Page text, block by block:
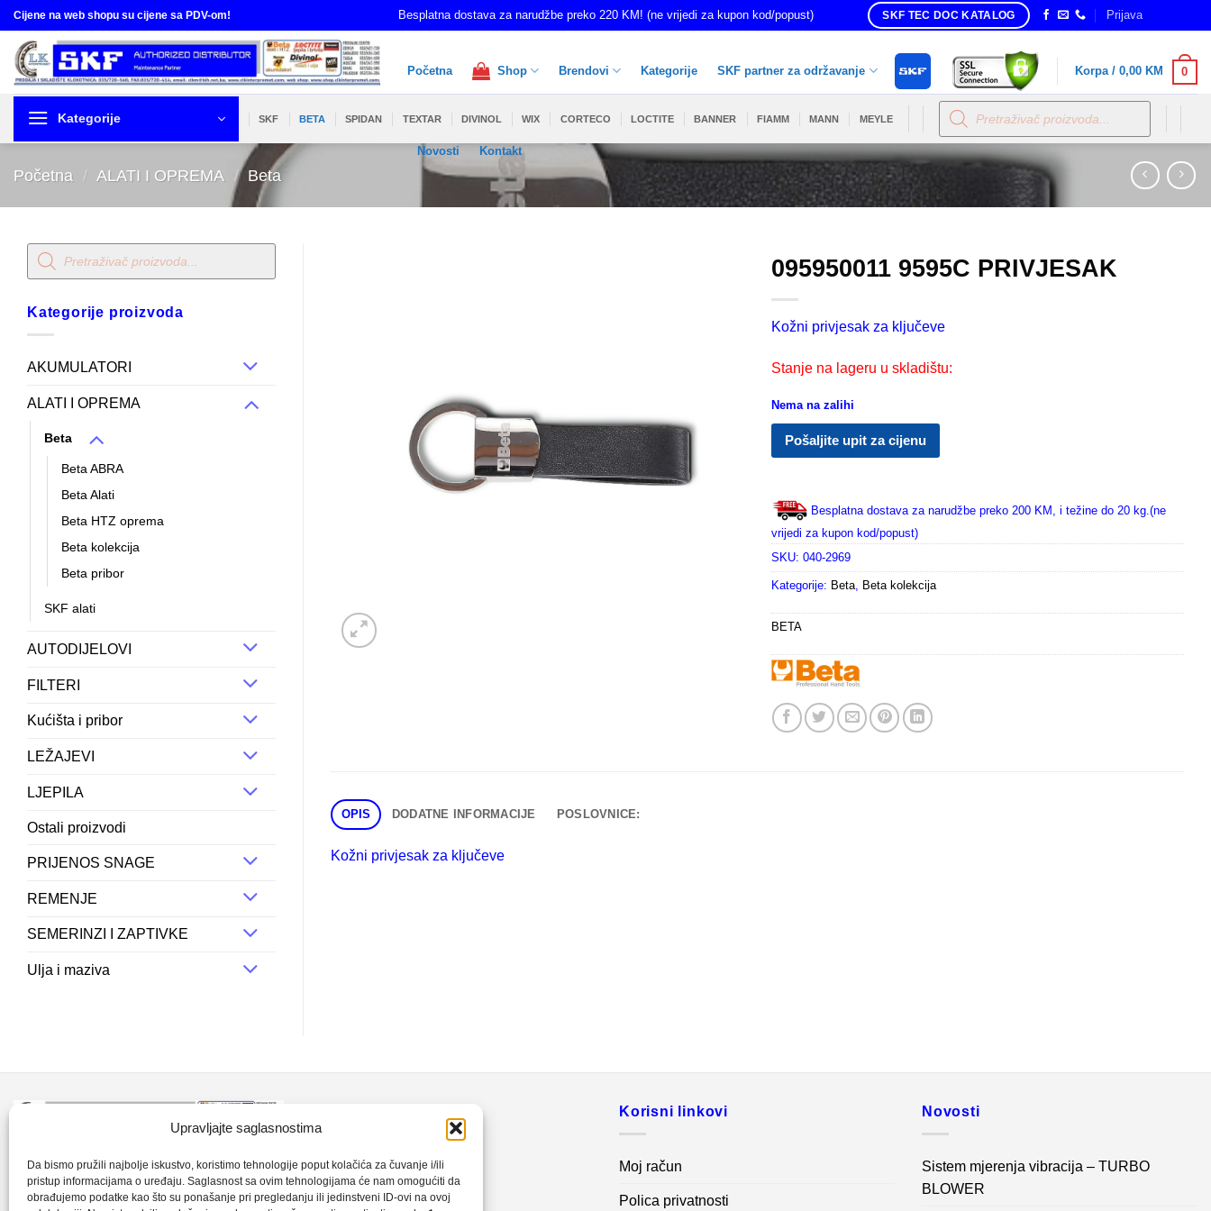
Upravljajte saglasnostima
Da bismo pružili najbolje iskustvo, koristimo tehnologije poput kolačića za čuvanje i/ili
pristup informacijama o uređaju. Saglasnost sa ovim tehnologijama će nam omogućiti da
obrađujemo podatke kao što su ponašanje pri pregledanju ili jedinstveni ID-ovi na ovoj
Skip
to
content
Cijene na web shopu su cijene sa PDV-om! Besplatna dostava za narudžbe preko 220 KM! (ne vrijedi za kupon kod/popust) SKF TEC DOC KATALOG Prijava
Početna Shop Brendovi Kategorije SKF partner za održavanje
Novosti Kontakt
Korpa / 0,00 KM 0
Kategorije SKF BETA SPIDAN TEXTAR DIVINOL WIX CORTECO LOCTITE BANNER FIAMM MANN MEYLE
Products
search
Početna / ALATI I OPREMA / Beta
Products
search
Kategorije proizvoda
AKUMULATORI
ALATI I OPREMA
Beta
Beta ABRA
Beta Alati
Beta HTZ oprema
Beta kolekcija
Beta pribor
SKF alati
AUTODIJELOVI
FILTERI
Kućišta i pribor
LEŽAJEVI
LJEPILA
Ostali proizvodi
PRIJENOS SNAGE
REMENJE
SEMERINZI I ZAPTIVKE
Ulja i maziva
095950011 9595C PRIVJESAK
Kožni privjesak za ključeve
Stanje na lageru u skladištu:
Nema na zalihi
Pošaljite upit za cijenu
Besplatna dostava za narudžbe preko 200 KM, i težine do 20 kg.(ne
vrijedi za kupon kod/popust)
SKU: 040-2969
Kategorije: Beta, Beta kolekcija
BETA
OPIS DODATNE INFORMACIJE POSLOVNICE:
Kožni privjesak za ključeve
CLK-Interpromet d.o.o. posluje u sastavu
grupe SKF distributera od 1996. godine,
+387 35 720 560
clkm@bih.net.ba
Korisni linkovi
Moj račun
Polica privatnosti
Novosti
Sistem mjerenja vibracija – TURBO
BLOWER